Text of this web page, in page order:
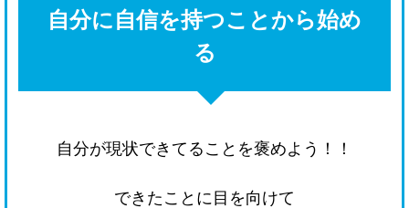
自分に自信を持つことから始め
る
自分が現状できてることを褒めよう！！
できたことに目を向けて